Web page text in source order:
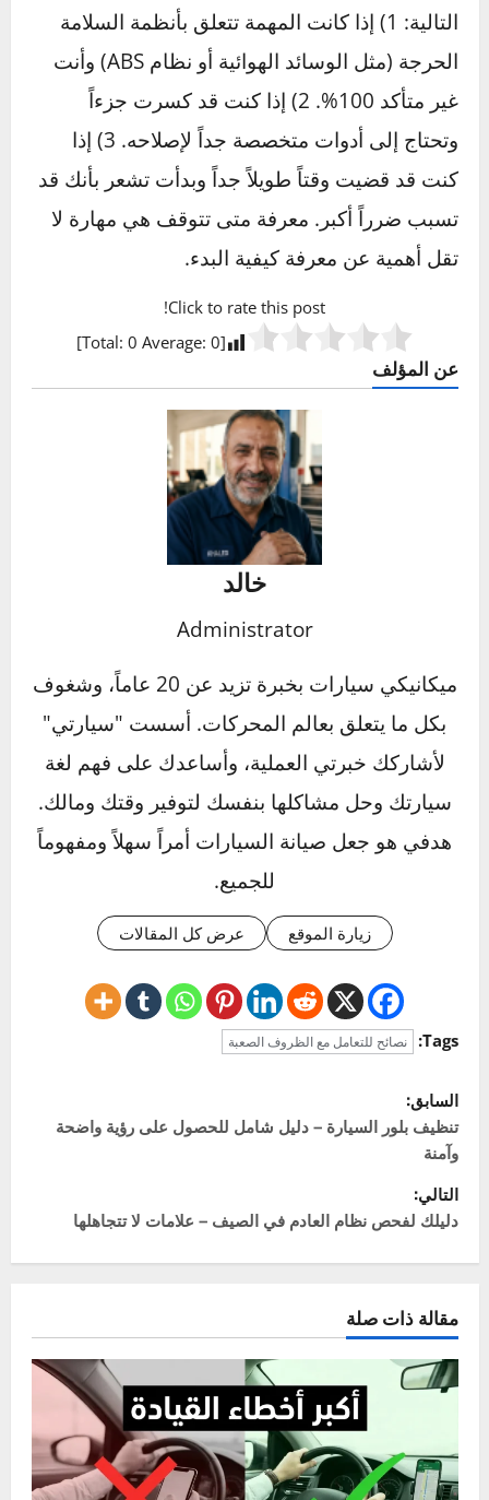
الكيميائية مصممة خصيصاً للتغلغل العميق وتكسير
الصدأ.
ماذا أفعل إذا انكسر رأس المسمار؟
هذا من أسوأ السيناريوهات. الحل يعتمد على مكان
الكسر. إذا كان هناك جزء بارز من المسمار، يمكن
محاولة إمساكه بكماشة قوية. إذا كان الكسر
مستوياً أو داخل الثقب، فستحتاج إلى مجموعة
استخراج البراغي المكسورة (Screw Extractor
Kit)، والتي تتطلب الحفر في المسمار المكسور.
هذه مهمة دقيقة وقد يكون من الأفضل تركها
لمحترف إذا لم تكن واثقاً.
متى يجب أن أتوقف وأعترف بالهزيمة وأتصل
بميكانيكي محترف؟
هذا سؤال يدل على الحكمة وليس الضعف. يجب أن
تتوقف وتطلب المساعدة المحترفة في الحالات
التالية: 1) إذا كانت المهمة تتعلق بأنظمة السلامة
الحرجة (مثل الوسائد الهوائية أو نظام ABS) وأنت
غير متأكد 100%. 2) إذا كنت قد كسرت جزءاً
كنت قد قضيت وقتاً طويلاً جداً وبدأت تشعر بأنك قد
تسبب ضرراً أكبر. معرفة متى تتوقف هي مهارة لا
تقل أهمية عن معرفة كيفية البدء.
Click to rate this post!
[Total:
0
Administrator
ميكانيكي سيارات بخبرة تزيد عن 20 عاماً، وشغوف
بكل ما يتعلق بعالم المحركات. أسست "سيارتي"
لأشاركك خبرتي العملية، وأساعدك على فهم لغة